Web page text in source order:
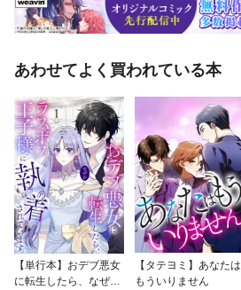
あわせてよく買われている本
【単行本】おデブ悪女
に転生したら、なぜか
【タテヨミ】あなたは
もういりません